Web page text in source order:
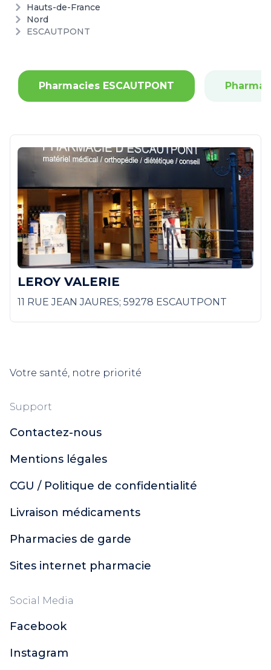
Hauts-de-France
Nord
ESCAUTPONT
Pharmacies ESCAUTPONT
LEROY VALERIE
11 RUE JEAN JAURES; 59278 ESCAUTPONT
Votre santé, notre priorité
Support
Contactez-nous
Mentions légales
CGU / Politique de confidentialité
Livraison médicaments
Pharmacies de garde
Sites internet pharmacie
Social Media
Facebook
Instagram